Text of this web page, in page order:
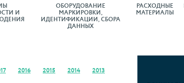
И
ОБОРУДОВАНИЕ
МАРКИРОВКИ,
ИДЕНТИФИКАЦИИ, СБОРА
ДАННЫХ
РАСХОДНЫЕ
МАТЕРИАЛЫ
2016 2015 2014
2013